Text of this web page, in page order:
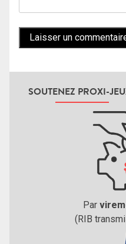
SOUTENEZ PROXI-
Par
(RIB